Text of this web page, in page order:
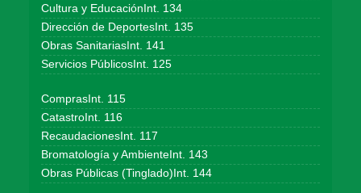
Cultura y EducaciónInt. 134
Dirección de DeportesInt. 135
Obras SanitariasInt. 141
Servicios PúblicosInt. 125
ComprasInt. 115
CatastroInt. 116
RecaudacionesInt. 117
Bromatología y AmbienteInt. 143
Obras Públicas (Tinglado)Int. 144